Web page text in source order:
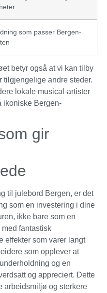
som passer Bergen-
betyr også at vi kan tilby
tilgjengelige andre steder.
lokale musical-artister
ikoniske Bergen-
gir
til julebord Bergen, er det
som en investering i dine
ikke bare som en
fantastisk
effekter som varer langt
som opplever at
og en
og appreciert. Dette
arbeidsmiljø og sterkere